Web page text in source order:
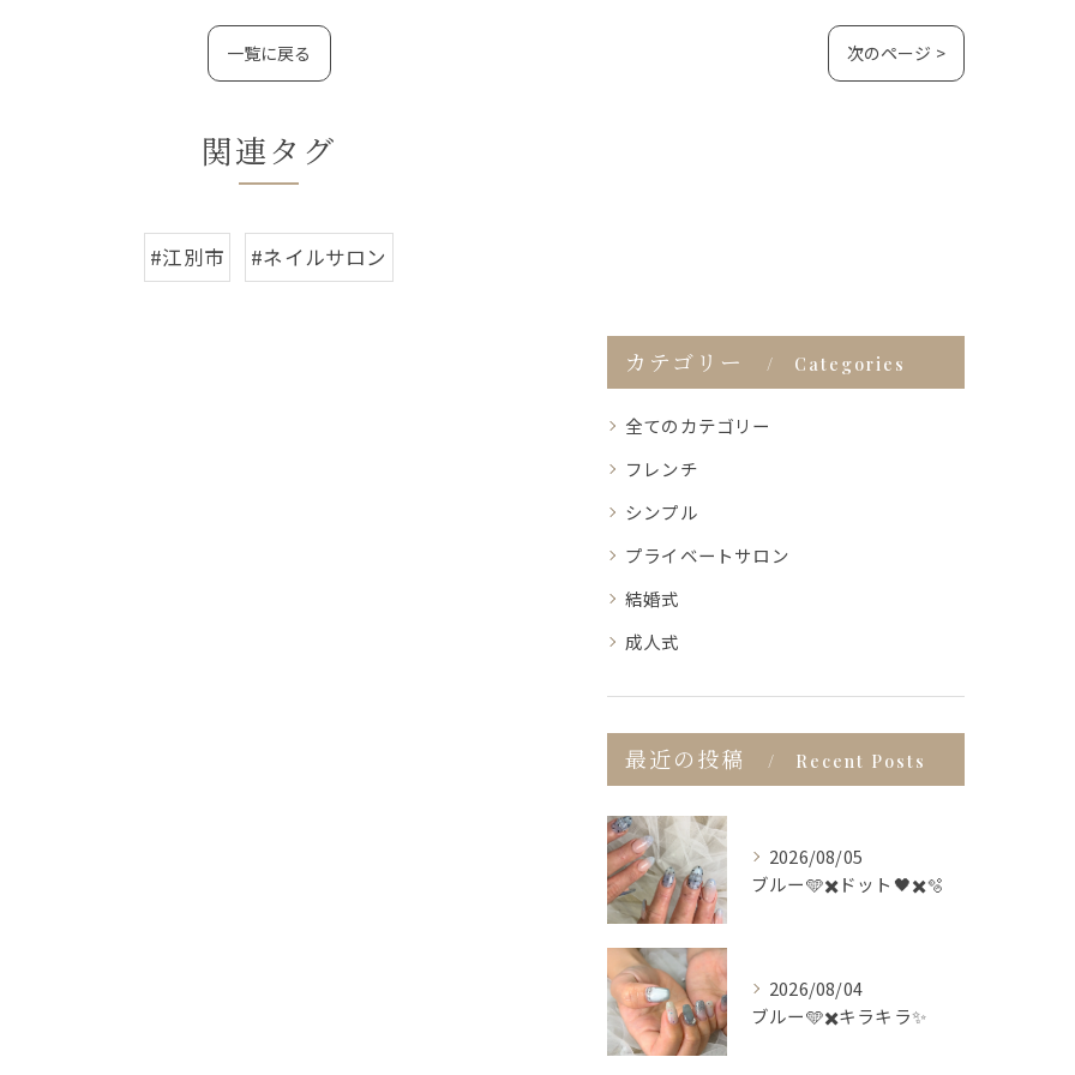
一覧に戻る 次のページ >
関連タグ
#江別市 #ネイルサロン
カテゴリー Categories
全てのカテゴリー
フレンチ
シンプル
プライベートサロン
結婚式
成人式
最近の投稿 Recent Posts
2026/08/05
ブルー🩵✖️ドット🖤✖️🫧
2026/08/04
ブルー🩵✖️キラキラ✨